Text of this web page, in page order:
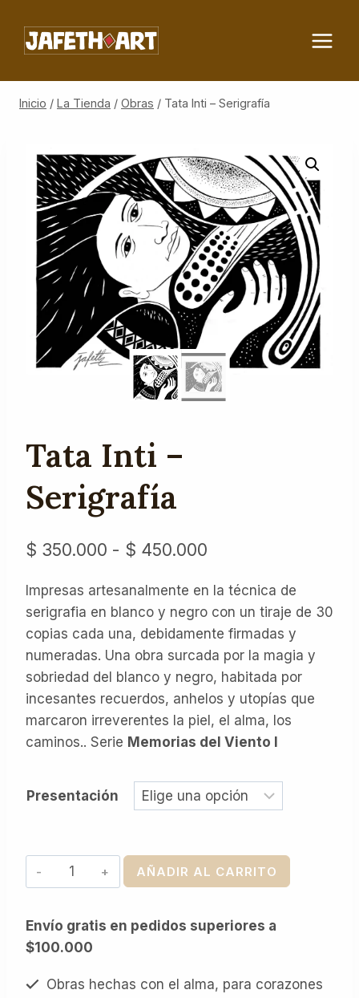
contenido
Inicio / La Tienda / Obras / Tata Inti – Serigrafía
Tata Inti –
Serigrafía
$ 350.000 - $ 450.000
precios:
desde
$ 350.000
hasta
$ 450.000
Impresas artesanalmente en la técnica de
serigrafia en blanco y negro con un tiraje de 30
copias cada una, debidamente firmadas y
numeradas. Una obra surcada por la magia y
sobriedad del blanco y negro, habitada por
incesantes recuerdos, anhelos y utopías que
marcaron irreverentes la piel, el alma, los
caminos.. Serie Memorias del Viento I
Presentación
Tata
Inti
Serigrafía
cantidad
AÑADIR AL CARRITO
Envío gratis en pedidos superiores a
$100.000
Obras hechas con el alma, para corazones